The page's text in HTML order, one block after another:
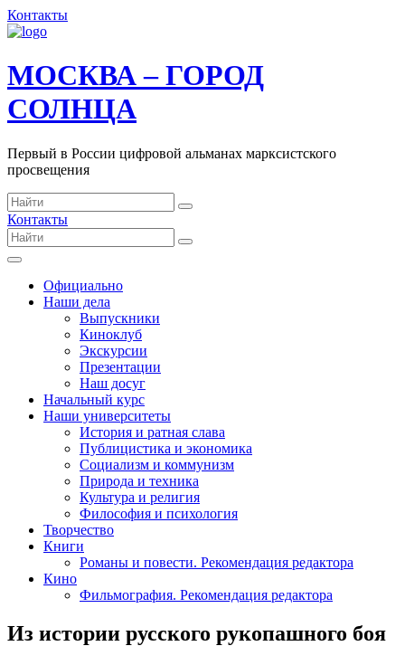
Контакты
МОСКВА – ГОРОД
СОЛНЦА
Первый в России цифровой альманах марксистского
просвещения
Контакты
Официально
Наши дела
Выпускники
Киноклуб
Экскурсии
Презентации
Наш досуг
Начальный курс
Наши университеты
История и ратная слава
Публицистика и экономика
Социализм и коммунизм
Природа и техника
Культура и религия
Философия и психология
Творчество
Книги
Романы и повести. Рекомендация редактора
Кино
Фильмография. Рекомендация редактора
Из истории русского рукопашного боя